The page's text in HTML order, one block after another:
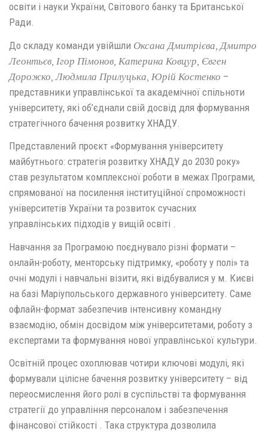
освіти і науки України, Світового банку та Британської
Ради.
До складу команди увійшли Оксана Дмитрієва, Дмитро
Леонтьєв, Ігор Пімонов, Катерина Ковцур, Євген
Дорожко, Людмила Прилуцька, Юрій Костенко –
представники управлінської та академічної спільноти
університету, які об’єднали свій досвід для формування
стратегічного бачення розвитку ХНАДУ.
Представлений проєкт «Формування університету
майбутнього: стратегія розвитку ХНАДУ до 2030 року»
став результатом комплексної роботи в межах Програми,
спрямованої на посилення інституційної спроможності
університетів України та розвиток сучасних
управлінських підходів у вищій освіті .
Навчання за Програмою поєднувало різні формати –
онлайн-роботу, менторську підтримку, «роботу у полі» та
очні модулі і навчальні візити, які відбувалися у м. Києві
на базі Маріупольського державного університету. Саме
офлайн-формат забезпечив інтенсивну командну
взаємодію, обмін досвідом між університетами, роботу з
експертами та формування нової управлінської культури.
Освітній процес охоплював чотири ключові модулі, які
формували цілісне бачення розвитку університету – від
переосмислення його ролі в суспільстві та формування
стратегії до управління персоналом і забезпечення
фінансової стійкості . Така структура дозволила